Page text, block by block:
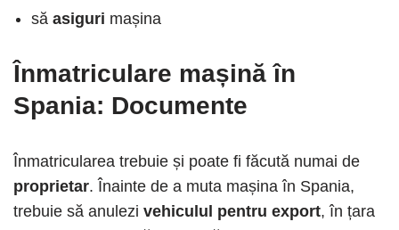
să asiguri mașina
Înmatriculare mașină în
Spania: Documente
Înmatricularea trebuie și poate fi făcută numai de
proprietar. Înainte de a muta mașina în Spania,
trebuie să anulezi vehiculul pentru export, în țara